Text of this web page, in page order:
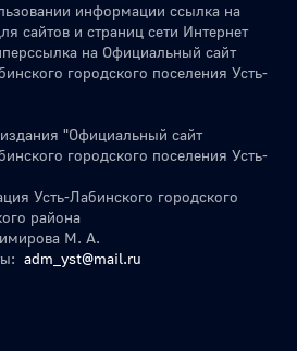
информации ссылка на
сайтов и страниц сети Интернет
на Официальный сайт
городского поселения Усть-
"Официальный сайт
городского поселения Усть-
Усть-Лабинского городского
района
М. А.
adm_yst@mail.ru